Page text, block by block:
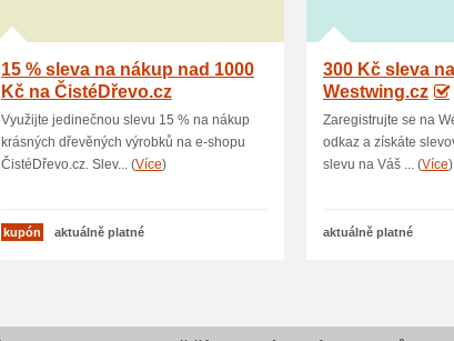
15 % sleva na nákup nad 1000
Kč na ČistéDřevo.cz
Využijte jedinečnou slevu 15 % na nákup
krásných dřevěných výrobků na e-shopu
ČistéDřevo.cz. Slev... (Více)
kupón aktuálně platné
300 Kč sleva
Westwing.cz
Zaregistrujte se na
odkaz a získáte
slevu na Váš ... (Více)
aktuálně platné